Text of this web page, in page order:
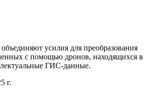
усилия для преобразования
с помощью дронов, находящихся в
ГИС-данные.
г.